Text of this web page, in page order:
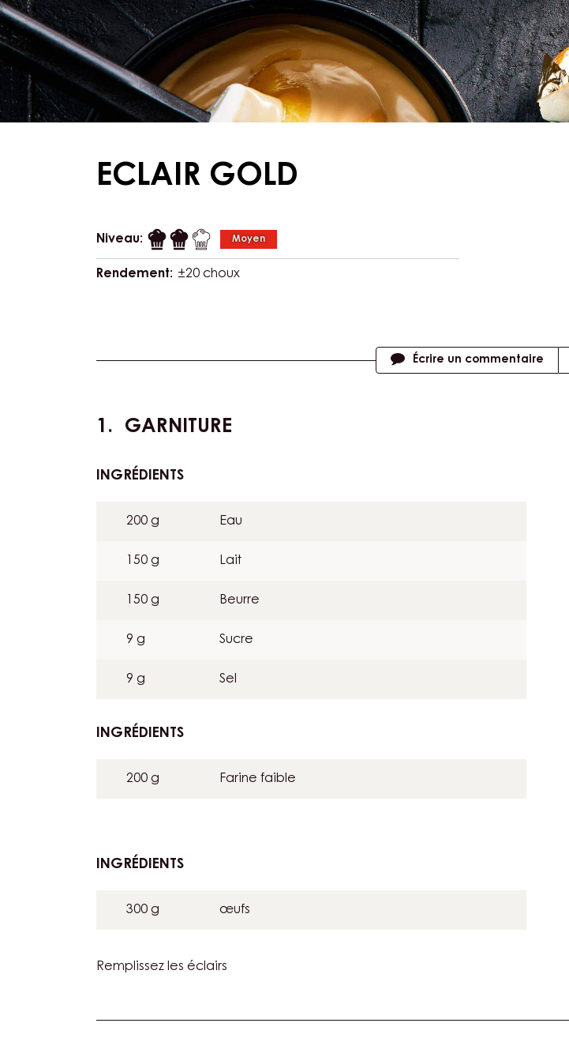
ECLAIR GOLD
Niveau: Moyen
Rendement: ±20 choux
Actions Écrire un commentaire
GARNITURE
INGRÉDIENTS
200 g Eau
150 g Lait
150 g Beurre
9 g Sucre
9 g Sel
INGRÉDIENTS
200 g Farine faible
INGRÉDIENTS
300 g œufs
Remplissez les éclairs